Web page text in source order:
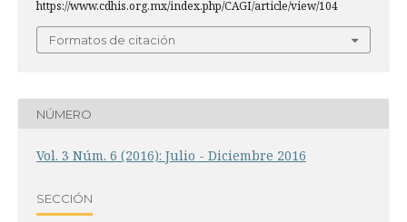
https://www.cdhis.org.mx/index.php/CAGI/article/view/104
Formatos de citación
NÚMERO
Vol. 3 Núm. 6 (2016): Julio - Diciembre 2016
SECCIÓN